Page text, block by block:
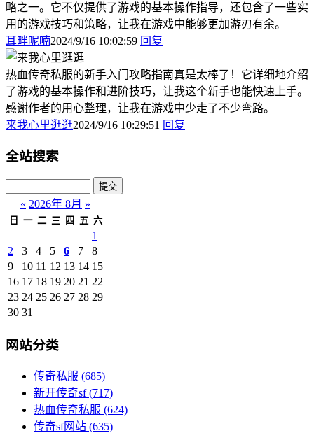
略之一。它不仅提供了游戏的基本操作指导，还包含了一些实
用的游戏技巧和策略，让我在游戏中能够更加游刃有余。
耳畔呢喃2024/9/16 10:02:59 回复
热血传奇私服的新手入门攻略指南真是太棒了！它详细地介绍
了游戏的基本操作和进阶技巧，让我这个新手也能快速上手。
感谢作者的用心整理，让我在游戏中少走了不少弯路。
来我心里逛逛2024/9/16 10:29:51 回复
全站搜索
« 2026年 8月 »
日 一 二 三 四 五 六
1
2
3 4 5 6 7
8
9
10 11 12 13 14 15
16 17 18 19 20 21 22
23 24 25 26 27 28 29
30 31
网站分类
传奇私服 (685)
新开传奇sf(717)
热血传奇私服 (624)
传奇sf网站 (635)